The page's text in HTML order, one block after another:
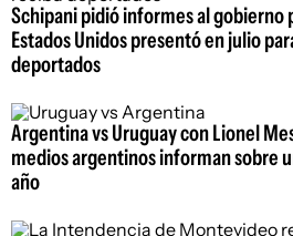
Schipani pidió informes al gobierno
Estados Unidos presentó en julio
deportados
Argentina vs Uruguay con Lionel
medios argentinos informan sobre
año